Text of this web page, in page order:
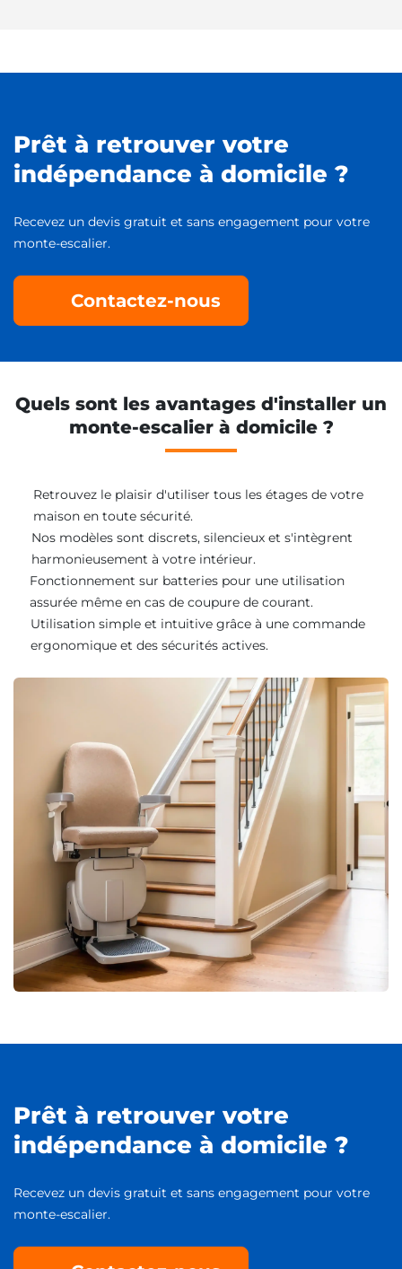
Prêt à retrouver votre
indépendance à domicile ?
Recevez un devis gratuit et sans engagement pour votre
monte-escalier.
Contactez-nous
Quels sont les avantages d'installer un
monte-escalier à domicile ?
Retrouvez le plaisir d'utiliser tous les étages de votre
maison en toute sécurité.
Nos modèles sont discrets, silencieux et s'intègrent
harmonieusement à votre intérieur.
Fonctionnement sur batteries pour une utilisation
assurée même en cas de coupure de courant.
Utilisation simple et intuitive grâce à une commande
ergonomique et des sécurités actives.
Prêt à retrouver votre
indépendance à domicile ?
Recevez un devis gratuit et sans engagement pour votre
monte-escalier.